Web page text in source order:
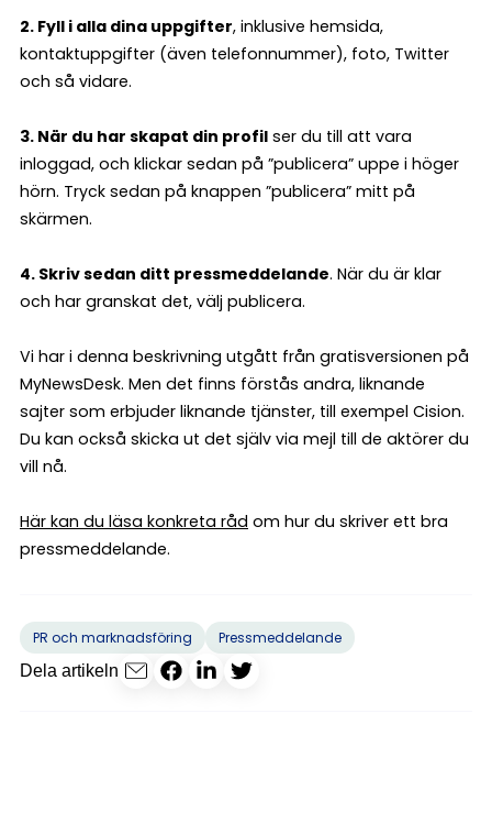
2. Fyll i alla dina uppgifter, inklusive hemsida,
kontaktuppgifter (även telefonnummer), foto, Twitter
och så vidare.
3. När du har skapat din profil ser du till att vara
inloggad, och klickar sedan på ”publicera” uppe i höger
hörn. Tryck sedan på knappen ”publicera” mitt på
skärmen.
4. Skriv sedan ditt pressmeddelande. När du är klar
och har granskat det, välj publicera.
Vi har i denna beskrivning utgått från gratisversionen på
MyNewsDesk. Men det finns förstås andra, liknande
sajter som erbjuder liknande tjänster, till exempel Cision.
Du kan också skicka ut det själv via mejl till de aktörer du
vill nå.
Här kan du läsa konkreta råd om hur du skriver ett bra
pressmeddelande.
PR och marknadsföring
Pressmeddelande
Dela artikeln